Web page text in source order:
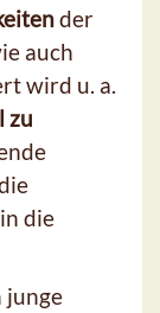
der
auch
wird u. a.
zu
die
junge